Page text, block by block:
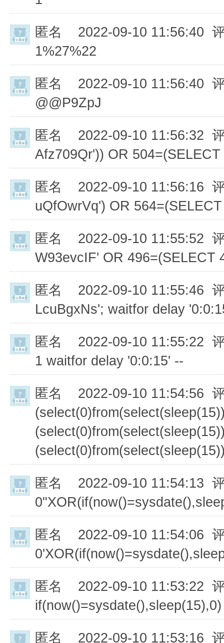
匿名 2022-09-10 11:56:40
1%27%22
匿名 2022-09-10 11:56:40
@@P9ZpJ
匿名 2022-09-10 11:56:32
Afz709Qr')) OR
匿名 2022-09-10 11:56:16
uQfOwrVq') OR
匿名 2022-09-10 11:55:52
W93evcIF' OR 496=(SELECT
匿名 2022-09-10 11:55:46
LcuBgxNs'; waitfor delay
匿名 2022-09-10 11:55:22
1 waitfor delay '0:0:15' --
匿名 2022-09-10 11:54:56
匿名 2022-09-10 11:54:13
匿名 2022-09-10 11:54:06
匿名 2022-09-10 11:53:22
if(now()=sysdate(),sleep(15),0)
匿名 2022-09-10 11:53:16